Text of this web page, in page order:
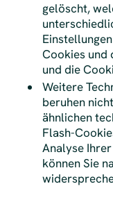
gelöscht,
Cookies und
und die
Weitere
beruhen
ähnlichen
Flash-
Analyse
können Sie